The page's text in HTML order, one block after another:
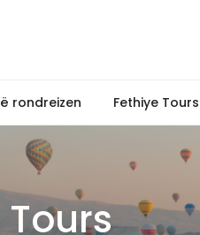
rondreizen Fethiye Tours